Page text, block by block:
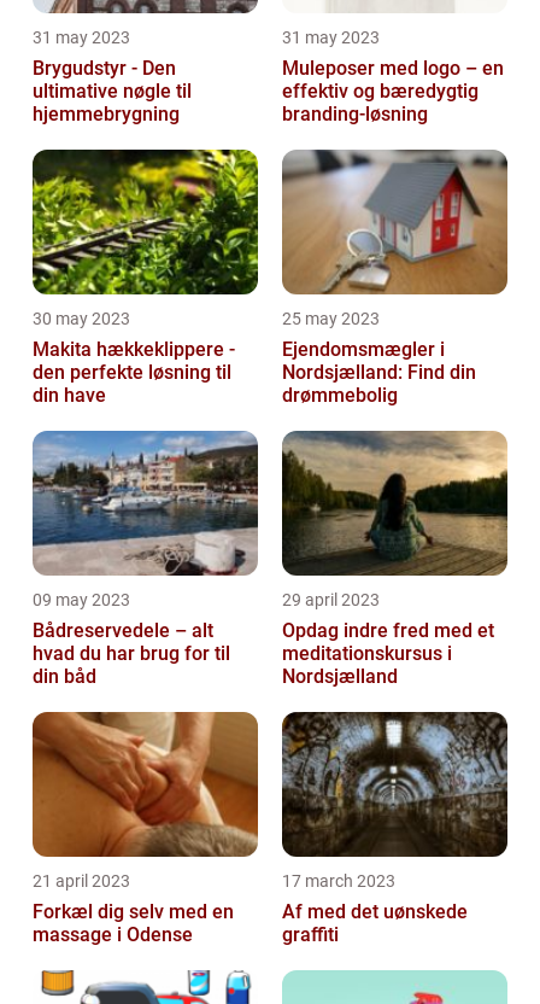
31 may 2023
Brygudstyr - Den
ultimative nøgle til
hjemmebrygning
31 may 2023
Muleposer med logo – en
effektiv og bæredygtig
branding-løsning
30 may 2023
Makita hækkeklippere -
den perfekte løsning til
din have
25 may 2023
Ejendomsmægler i
Nordsjælland: Find din
drømmebolig
09 may 2023
Bådreservedele – alt
hvad du har brug for til
din båd
29 april 2023
Opdag indre fred med et
meditationskursus i
Nordsjælland
21 april 2023
Forkæl dig selv med en
massage i Odense
17 march 2023
Af med det uønskede
graffiti